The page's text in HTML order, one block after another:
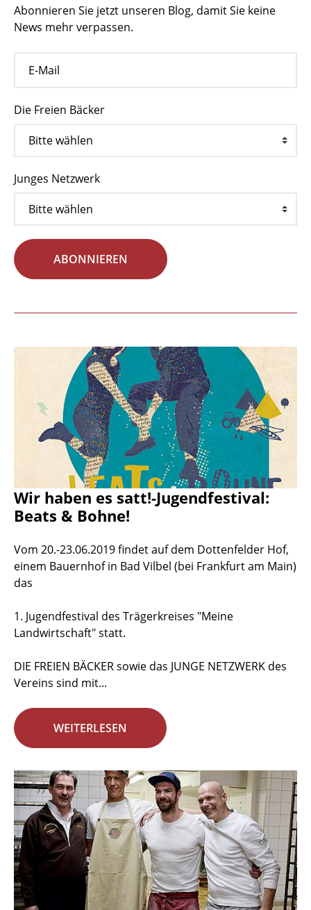
Abonnieren Sie jetzt unseren Blog, damit Sie keine
News mehr verpassen.
Die Freien Bäcker
Junges Netzwerk
ABONNIEREN
Wir haben es satt!-Jugendfestival:
Beats & Bohne!
Vom 20.-23.06.2019 findet auf dem Dottenfelder Hof,
einem Bauernhof in Bad Vilbel (bei Frankfurt am Main)
das
1. Jugendfestival des Trägerkreises "Meine
Landwirtschaft" statt.
DIE FREIEN BÄCKER sowie das JUNGE NETZWERK des
Vereins sind mit...
WEITERLESEN